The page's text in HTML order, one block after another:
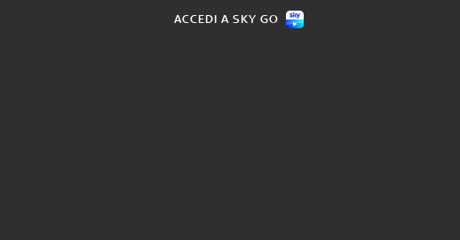
ACCEDI A SKY GO